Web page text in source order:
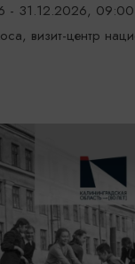
- 31.12.2026,
визит-центр